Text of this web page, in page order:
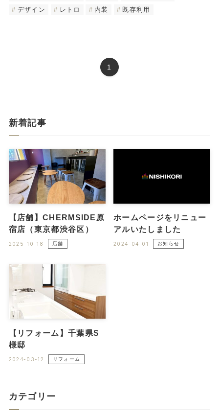
デザイン
レトロ 内装 既存利用
1
新着記事
【店舗】CHERMSIDE原
宿店（東京都渋谷区）
2025-10-18 店舗
ホームページをリニュー
アルいたしました
2024-04-01 お知らせ
【リフォーム】千葉県S
様邸
2024-03-12 リフォーム
カテゴリー